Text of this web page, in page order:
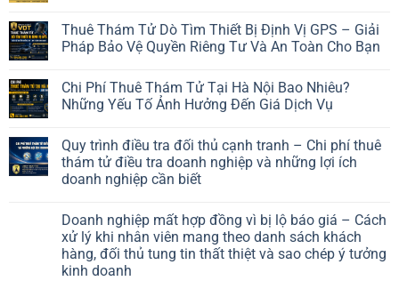
Thuê Thám Tử Dò Tìm Thiết Bị Định Vị GPS – Giải
Pháp Bảo Vệ Quyền Riêng Tư Và An Toàn Cho Bạn
Chi Phí Thuê Thám Tử Tại Hà Nội Bao Nhiêu?
Những Yếu Tố Ảnh Hưởng Đến Giá Dịch Vụ
Quy trình điều tra đối thủ cạnh tranh – Chi phí thuê
thám tử điều tra doanh nghiệp và những lợi ích
doanh nghiệp cần biết
Doanh nghiệp mất hợp đồng vì bị lộ báo giá – Cách
xử lý khi nhân viên mang theo danh sách khách
hàng, đối thủ tung tin thất thiệt và sao chép ý tưởng
kinh doanh